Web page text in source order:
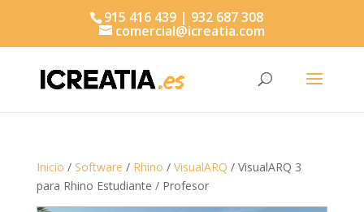
915 416 439 | 932 687 308
comercial@icreatia.com
Inicio / Software / Rhino / VisualARQ / VisualARQ 3
para Rhino Estudiante / Profesor